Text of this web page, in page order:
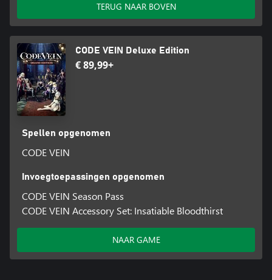
TERUG NAAR BOVEN
CODE VEIN Deluxe Edition
€ 89,99+
Spellen opgenomen
CODE VEIN
Invoegtoepassingen opgenomen
CODE VEIN Season Pass
CODE VEIN Accessory Set: Insatiable Bloodthirst
NAAR GAME